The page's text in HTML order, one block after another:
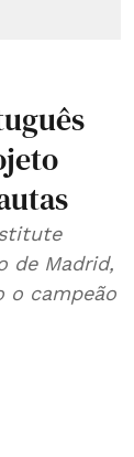
de Madrid,
o campeão